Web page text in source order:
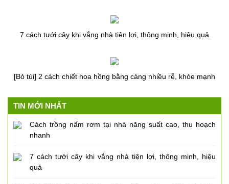
TIN MỚI NHẤT
Cách trồng nấm rơm tại nhà năng suất cao, thu hoạch
nhanh
7 cách tưới cây khi vắng nhà tiện lợi, thông minh, hiệu
quả
7 cách tưới cây khi vắng nhà tiện lợi, thông minh, hiệu quả
[Bỏ túi] 2 cách chiết hoa hồng bằng càng nhiều rễ, khỏe mạnh